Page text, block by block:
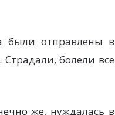
были отправлены в
болели все
же, нуждалась в